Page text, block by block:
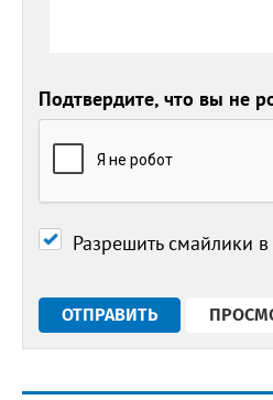
Подтвердите, что вы не
Разрешить смайлики